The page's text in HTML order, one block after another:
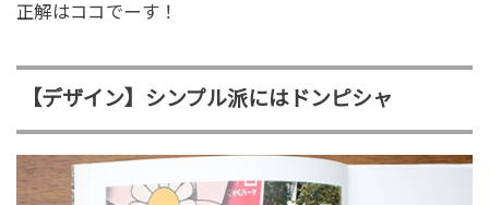
正解はココでーす！
【デザイン】シンプル派にはドンピシャ